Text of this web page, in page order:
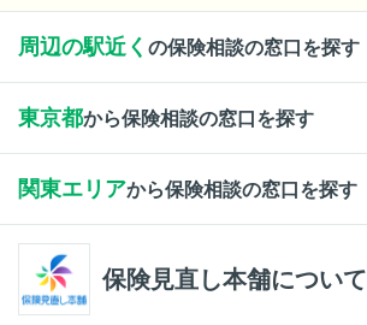
周辺の駅近く の保険相談の窓口を探す
東京都から保険相談の窓口を探す
関東エリアから保険相談の窓口を探す
保険見直し本舗について